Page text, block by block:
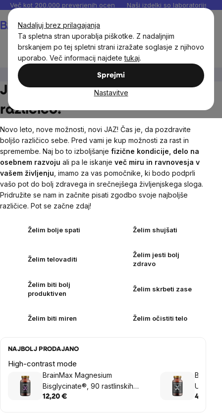
Nadaljuj brez prilagajanja
Ta spletna stran uporablja piškotke. Z nadaljnjim
brskanjem po tej spletni strani izražate soglasje z njihovo
uporabo. Več informacij najdetetukaj.
Sprejmi
Nastavitve
Preskoči
vsebino
Več kot 200.000 preverjenih ocen Naši izdelki so laboratorijsko
Jaz 2.0 - Začnite svojo boljšo
različico!
Novo leto, nove možnosti, novi JAZ! Čas je, da pozdravite
boljšo različico sebe. Pred vami je kup možnosti za rast in
spremembe. Naj bo to izboljšanje fizične kondicije, delo na
osebnem razvoju ali pa le iskanje več miru in ravnovesja v
vašem življenju , imamo za vas pomočnike, ki bodo podprli
vašo pot do bolj zdravega in srečnejšega življenjskega sloga.
Pridružite se nam in začnite pisati zgodbo svoje najboljše
različice. Pot se začne zdaj!
Želim bolje spati Želim shujšati
Želim telovaditi
Želim jesti bolj
zdravo
Želim biti bolj
produktiven
Želim skrbeti zase
Želim biti miren Želim očistiti telo
NAJBOLJ PRODAJANO
High-contrast mode
BrainMax Magnesium
Bisglycinate®, 90 rastlinskih
kapsul
12,20 €
softgel
40,77 €